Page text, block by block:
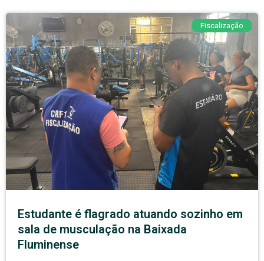
Fiscalização
Estudante é flagrado atuando sozinho em
sala de musculação na Baixada
Fluminense